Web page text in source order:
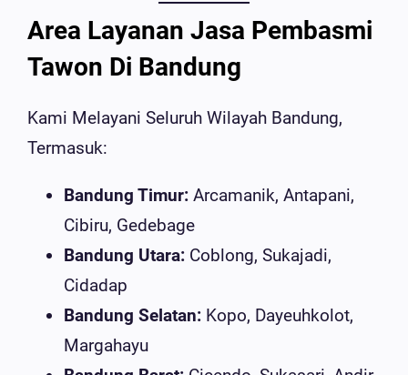
Area Layanan Jasa Pembasmi
Tawon Di Bandung
Kami Melayani Seluruh Wilayah Bandung,
Termasuk:
Bandung Timur: Arcamanik, Antapani,
Cibiru, Gedebage
Bandung Utara: Coblong, Sukajadi,
Cidadap
Bandung Selatan: Kopo, Dayeuhkolot,
Margahayu